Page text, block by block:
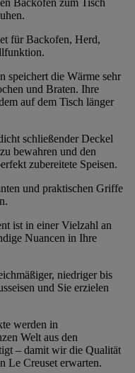
Backofen zum Tisch
für Backofen, Herd,
speichert die Wärme sehr
und Braten. Ihre
auf dem Tisch länger
schließender Deckel
bewahren und den
zubereitete Speisen.
und praktischen Griffe
ist in einer Vielzahl an
Nuancen in Ihre
niedriger bis
und Sie erzielen
werden in
Welt aus den
– damit wir die Qualität
Le Creuset erwarten.